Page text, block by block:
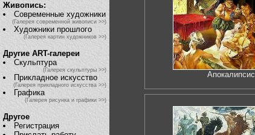
Живопись:
Современные художники
(Галерея современной живописи >>)
Художники прошлого
(Галерея картин художников >>)
Другие ART-галереи
Скульптура
(Галерея скульптуры >>)
Прикладное искусство
(Галерея прикладного искусства >>)
Графика
(Галерея рисунка и графики >>)
Другое
Регистрация
Апокалипсис